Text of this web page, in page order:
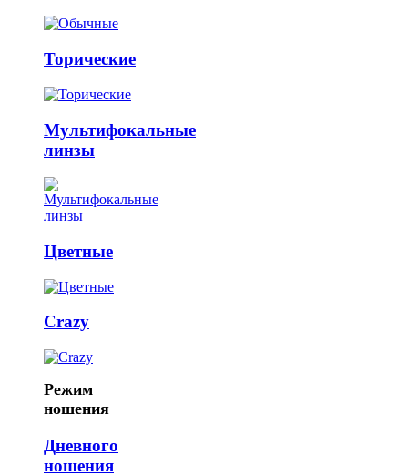
Торические
Мультифокальные
линзы
Цветные
Crazy
Режим
ношения
Дневного
ношения